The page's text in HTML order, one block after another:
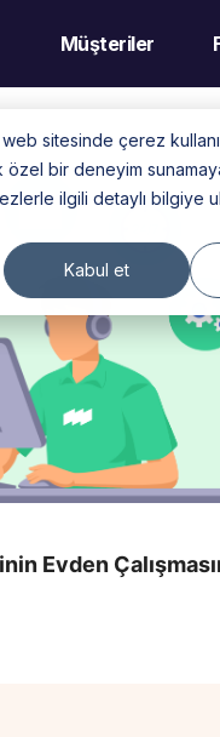
sitesinde çerez
özel bir deneyim
ilgili detaylı bilgiye
Kabul et
Müşteriler
Evden